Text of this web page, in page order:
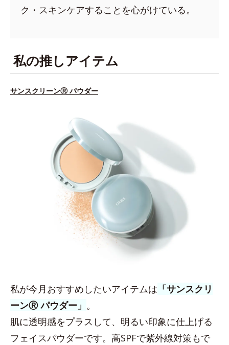
ク・スキンケアすることを心がけている。
私の推しアイテム
サンスクリーンⓇ パウダー
私が今月おすすめしたいアイテムは 「サンスクリ
ーンⓇ パウダー」 。
肌に透明感をプラスして、明るい印象に仕上げる
フェイスパウダーです。高SPFで紫外線対策もで